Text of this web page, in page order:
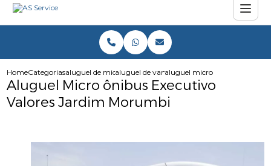
HomeCategoriasaluguel de micro onibusaluguel de vans e microonibus
aluguel micro onibus
Aluguel Micro ônibus Executivo
Valores Jardim Morumbi